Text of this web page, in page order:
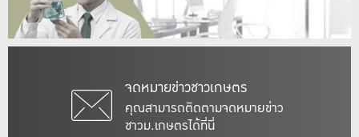
จดหมายข่าวชาวเกษตร
คุณสามารถติดตามจดหมายข่าว
ชาวม.เกษตรได้ที่นี่